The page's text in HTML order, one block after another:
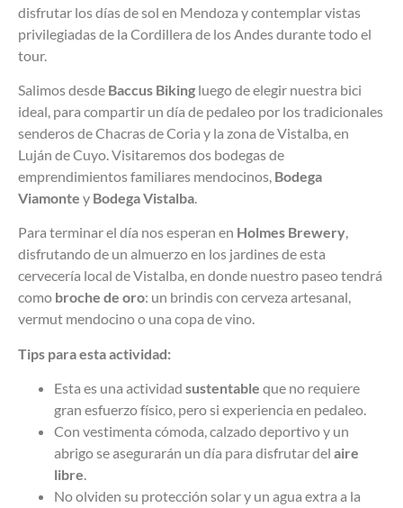
disfrutar los días de sol en Mendoza y contemplar vistas
privilegiadas de la Cordillera de los Andes durante todo el
tour.
Salimos desde Baccus Biking luego de elegir nuestra bici
ideal, para compartir un día de pedaleo por los tradicionales
senderos de Chacras de Coria y la zona de Vistalba, en
Luján de Cuyo. Visitaremos dos bodegas de
emprendimientos familiares mendocinos, Bodega
Viamonte y Bodega Vistalba.
Para terminar el día nos esperan en Holmes Brewery,
disfrutando de un almuerzo en los jardines de esta
cervecería local de Vistalba, en donde nuestro paseo tendrá
como broche de oro: un brindis con cerveza artesanal,
vermut mendocino o una copa de vino.
Tips para esta actividad:
Esta es una actividad sustentable que no requiere
gran esfuerzo físico, pero si experiencia en pedaleo.
Con vestimenta cómoda, calzado deportivo y un
abrigo se asegurarán un día para disfrutar del aire
libre.
No olviden su protección solar y un agua extra a la